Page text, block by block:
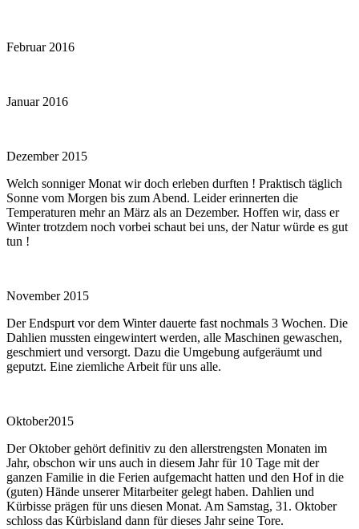
Februar 2016
Januar 2016
Dezember 2015
Welch sonniger Monat wir doch erleben durften ! Praktisch täglich
Sonne vom Morgen bis zum Abend. Leider erinnerten die
Temperaturen mehr an März als an Dezember. Hoffen wir, dass er
Winter trotzdem noch vorbei schaut bei uns, der Natur würde es gut
tun !
November 2015
Der Endspurt vor dem Winter dauerte fast nochmals 3 Wochen. Die
Dahlien mussten eingewintert werden, alle Maschinen gewaschen,
geschmiert und versorgt. Dazu die Umgebung aufgeräumt und
geputzt. Eine ziemliche Arbeit für uns alle.
Oktober2015
Der Oktober gehört definitiv zu den allerstrengsten Monaten im
Jahr, obschon wir uns auch in diesem Jahr für 10 Tage mit der
ganzen Familie in die Ferien aufgemacht hatten und den Hof in die
(guten) Hände unserer Mitarbeiter gelegt haben. Dahlien und
Kürbisse prägen für uns diesen Monat. Am Samstag, 31. Oktober
schloss das Kürbisland dann für dieses Jahr seine Tore.